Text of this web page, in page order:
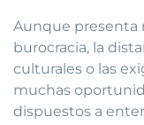
Aunque presenta
burocracia, la
culturales o las
muchas
dispuestos a